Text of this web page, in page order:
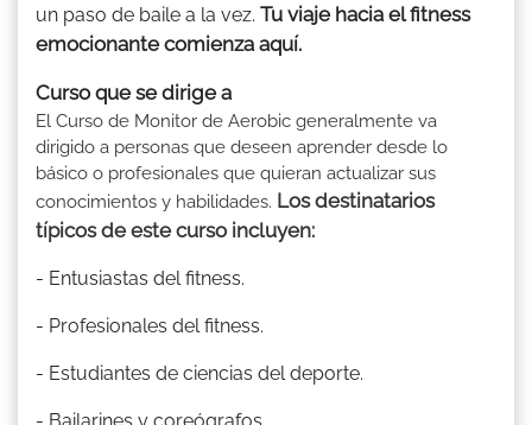
un paso de baile a la vez. Tu viaje hacia el fitness
emocionante comienza aquí.
Curso que se dirige a
El Curso de Monitor de Aerobic generalmente va
dirigido a personas que deseen aprender desde lo
básico o profesionales que quieran actualizar sus
conocimientos y habilidades. Los destinatarios
típicos de este curso incluyen:
- Entusiastas del fitness.
- Profesionales del fitness.
- Estudiantes de ciencias del deporte.
- Bailarines y coreógrafos.